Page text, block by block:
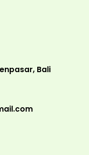
Bali